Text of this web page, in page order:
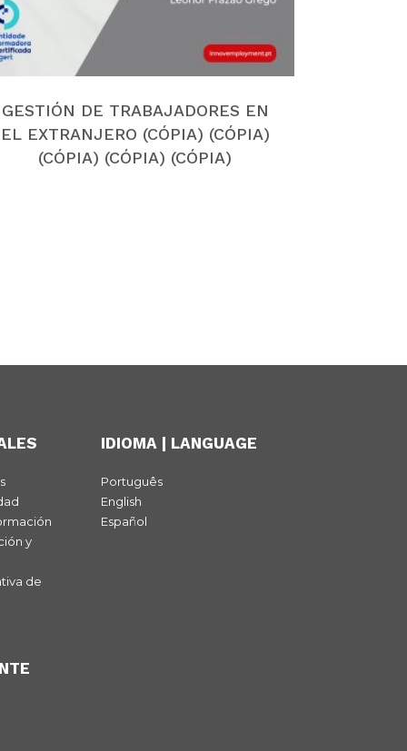
GESTIÓN DE TRABAJADORES EN
EL EXTRANJERO (CÓPIA) (CÓPIA)
(CÓPIA) (CÓPIA) (CÓPIA)
y
de
IDIOMA | LANGUAGE
Português
English
Español